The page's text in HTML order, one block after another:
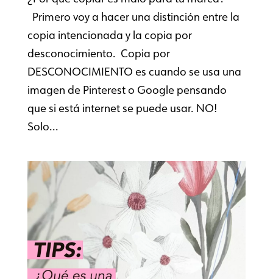
Primero voy a hacer una distinción entre la
copia intencionada y la copia por
desconocimiento. Copia por
DESCONOCIMIENTO es cuando se usa una
imagen de Pinterest o Google pensando
que si está internet se puede usar. NO!
Solo...